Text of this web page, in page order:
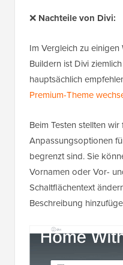
❌ Nachteile von Divi:
Im Vergleich zu
Buildern ist Divi
hauptsächlich
Premium-Theme
Beim Testen stellten
Anpassungsoptionen
begrenzt sind. Sie
Vornamen oder Vor-
Schaltflächentext
Beschreibung